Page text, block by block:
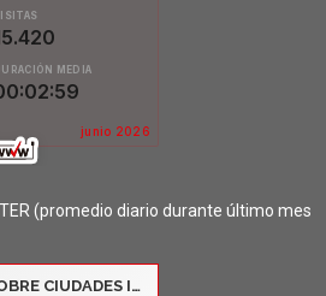
(promedio diario durante último mes